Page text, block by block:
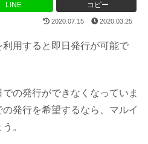
LINE コピー
2020.07.15 2020.03.25
用すると即日発行が可能で
の発行ができなくなっていま
発行を希望するなら、マルイ
。